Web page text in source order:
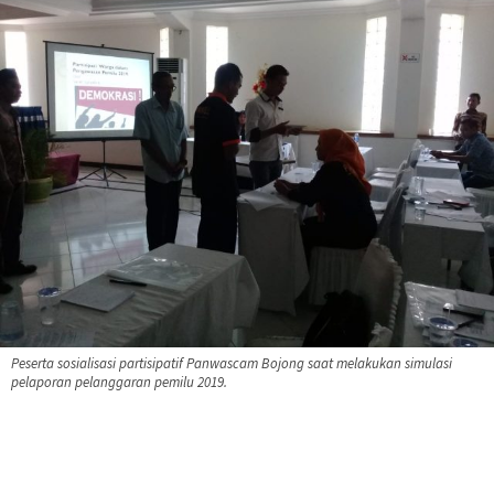
Peserta sosialisasi partisipatif Panwascam Bojong saat melakukan simulasi
pelaporan pelanggaran pemilu 2019.